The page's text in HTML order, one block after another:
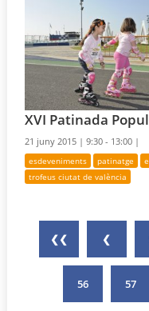
XVI Patinada
21 juny 2015 |9:30 - 13:00 |
esdeveniments patinatge
trofeus ciutat de valència
❮❮ ❮
56 57